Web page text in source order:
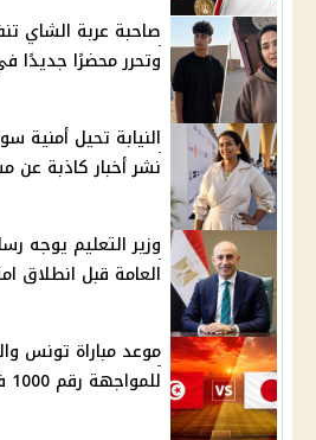
صاحبة عربة الشاي
وتحرر محضرًا
النيابة تحيل أمنية
نشر أخبار كاذبة
وزير التعليم يوجه
العامة قبل انطلاق
موعد مباراة تونس
للمواجهة رقم 1000 في كأس العالم 2026